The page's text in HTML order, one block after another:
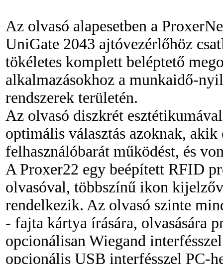
Az olvasó alapesetben a
UniGate 2043 ajtóvezérlőhöz
tökéletes komplett beléptető
alkalmazásokhoz a munkaidő-
rendszerek területén.
Az olvasó diszkrét
optimális választás azoknak,
felhasználóbarát működést, és
A Proxer22 egy beépített RFID
olvasóval, többszínű ikon
rendelkezik. Az olvasó szinte
- fajta kártya írására, olvasására
opcionálisan Wiegand
opcionális USB interfésszel PC-